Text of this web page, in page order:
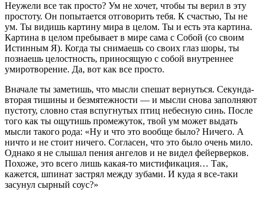
Неужели все так просто? Ум не хочет, чтобы ты верил в эту
простоту. Он попытается отговорить тебя. К счастью, Ты не
ум. Ты видишь картину мира в целом. Ты и есть эта картина.
Картина в целом пребывает в мире сама с Собой (со своим
Истинным Я). Когда ты снимаешь со своих глаз шоры, ты
познаешь целостность, приносящую с собой внутреннее
умиротворение. Да, вот как все просто.
Вначале ты заметишь, что мысли спешат вернуться. Секунда-
вторая тишины и безмятежности — и мысли снова заполняют
пустоту, словно стая вспугнутых птиц небесную синь. После
того как ты ощутишь промежуток, твой ум может выдать
мысли такого рода: «Ну и что это вообще было? Ничего. А
ничто и не стоит ничего. Согласен, что это было очень мило.
Однако я не слышал пения ангелов и не видел фейерверков.
Похоже, это всего лишь какая-то мистификация… Так,
кажется, шпинат застрял между зубами. И куда я все-таки
засунул сырный соус?»